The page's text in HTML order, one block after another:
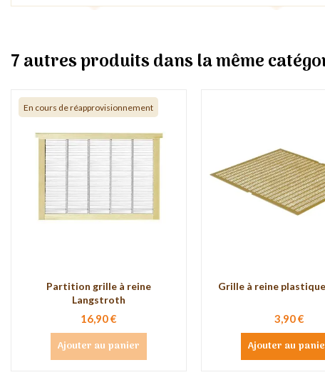
7 autres produits dans la même
En cours de réapprovisionnement
Partition grille à reine
Langstroth
16,90 €
Ajouter au panier
Grille à reine
3,90 €
Ajouter au